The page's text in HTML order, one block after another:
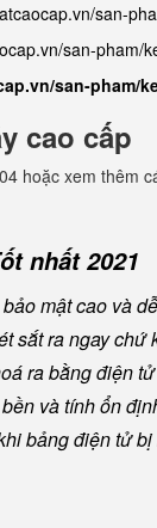
san-
san-pham/
san-pham/
cao cấp
hoặc xem thêm
nhất 2021
mật cao và
sắt ra ngay
ra bằng điện
và tính ổn
bảng điện tử